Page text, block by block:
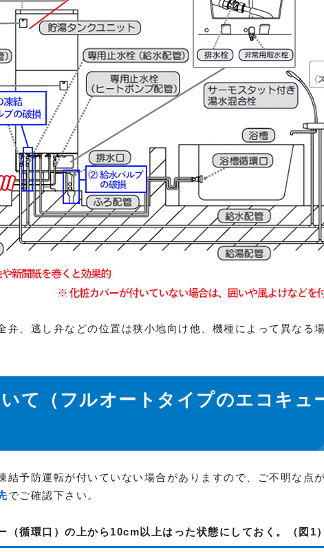
、逃し弁などの位置は狭小地向け他、機種によって異なる
て（フルオートタイプのエコキュ
予防運転が付いていない場合がありますので、ご不明な点
でご確認下さい。
（循環口）の上から10cm以上はった状態にしておく。（図1）